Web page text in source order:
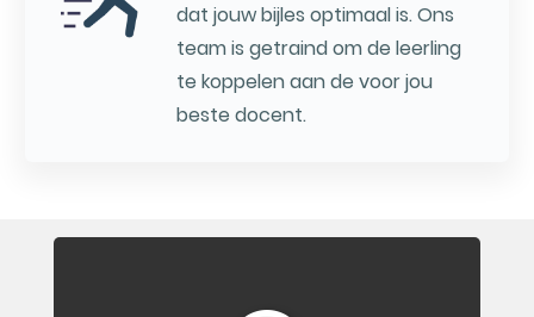
dat jouw bijles optimaal is. Ons
team is getraind om de leerling
te koppelen aan de voor jou
beste docent.